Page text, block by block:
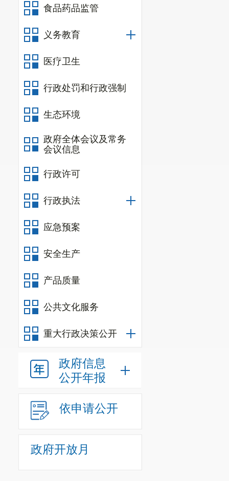
食品药品监管
义务教育
医疗卫生
行政处罚和行政强制
生态环境
政府全体会议及常务
会议信息
行政许可
行政执法
应急预案
安全生产
产品质量
公共文化服务
重大行政决策公开
政府信息
公开年报
依申请公开
政府开放月